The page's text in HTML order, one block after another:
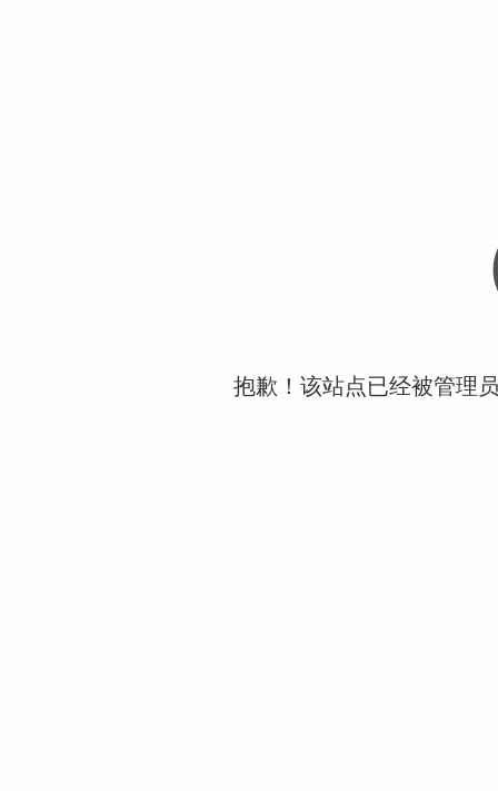
抱歉！该站点已经被管理